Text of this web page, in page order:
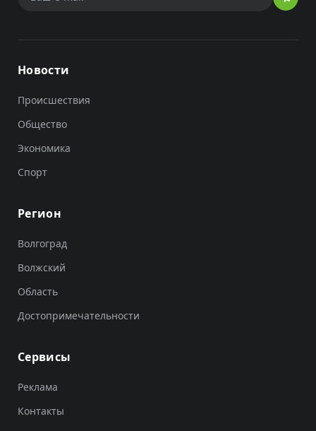
Новости
Происшествия
Общество
Экономика
Спорт
Регион
Волгоград
Волжский
Область
Достопримечательности
Сервисы
Реклама
Контакты